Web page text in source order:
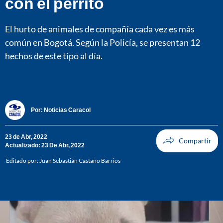
El hurto de animales de compañía cada vez es más
común en Bogotá. Según la Policía, se presentan 12
hechos de este tipo al día.
Por: Noticias Caracol
23 de Abr, 2022
Actualizado: 23 De Abr, 2022
Editado por: Juan Sebastián Castaño Barrios